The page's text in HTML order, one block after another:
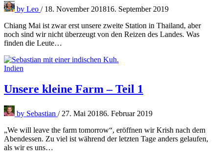
by Leo / 18. November 201816. September 2019
Chiang Mai ist zwar erst unsere zweite Station in Thailand, aber
noch sind wir nicht überzeugt von den Reizen des Landes. Was
finden die Leute…
Indien
Unsere kleine Farm – Teil 1
by Sebastian / 27. Mai 20186. Februar 2019
„We will leave the farm tomorrow“, eröffnen wir Krish nach dem
Abendessen. Zu viel ist während der letzten Tage anders gelaufen,
als wir es uns…